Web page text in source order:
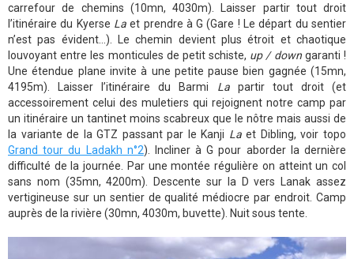
carrefour de chemins (10mn, 4030m). Laisser partir tout droit
l’itinéraire du Kyerse Laet prendre à G (Gare ! Le départ du sentier
n’est pas évident…). Le chemin devient plus étroit et chaotique
louvoyant entre les monticules de petit schiste, up / downgaranti !
Une étendue plane invite à une petite pause bien gagnée (15mn,
4195m). Laisser l’itinéraire du Barmi La partir tout droit (et
accessoirement celui des muletiers qui rejoignent notre camp par
un itinéraire un tantinet moins scabreux que le nôtre mais aussi de
la variante de la GTZ passant par le Kanji Laet Dibling, voir topo
Grand tour du Ladakh n°2). Incliner à G pour aborder la dernière
difficulté de la journée. Par une montée régulière on atteint un col
sans nom (35mn, 4200m). Descente sur la D vers Lanak assez
vertigineuse sur un sentier de qualité médiocre par endroit. Camp
auprès de la rivière (30mn, 4030m, buvette). Nuit sous tente.